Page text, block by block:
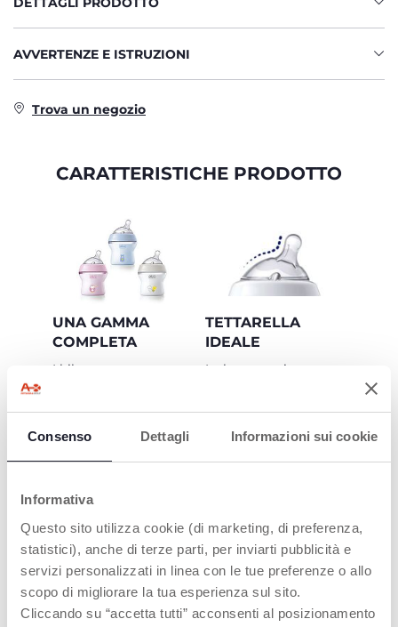
Consenso Dettagli Informazioni sui cookie
Informativa
Questo sito utilizza cookie (di marketing, di preferenza,
statistici), anche di terze parti, per inviarti pubblicità e
servizi personalizzati in linea con le tue preferenze o allo
scopo di migliorare la tua esperienza sul sito.
Cliccando su “accetta tutti” acconsenti al posizionamento
AVVERTENZE E ISTRUZIONI
Trova un negozio
CARATTERISTICHE PRODOTTO
UNA GAMMA
COMPLETA
I biberon
bottiglia in vetro (150
ml and 250ml) sia in
plastica (150 ml, 250
ml, 330 ml). Tre
grigio, azzurro e rosa
TETTARELLA
IDEALE
La base ampia e
Soft Sense facilitano
l’attacco e offrono
familiare e piacevole
*Risultati del test
condotto su 50
mamme e neonati di
0-3 mesi, Italia, 2016